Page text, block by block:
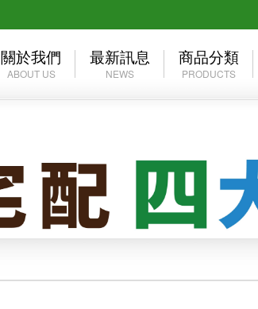
關於我們
ABOUT US
最新訊息
NEWS
商品分類
PRODUCTS
☆☆☆ 買一
❖巴黎奧運周
年度出清